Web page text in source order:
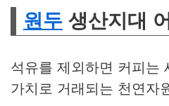
원두 생산지대
석유를 제외하면 커피는
가치로 거래되는 천연자